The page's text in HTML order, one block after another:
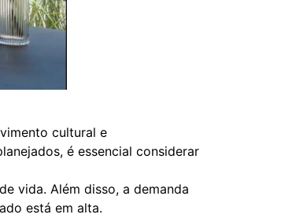
cultural e
é essencial considerar
vida. Além disso, a demanda
está em alta.